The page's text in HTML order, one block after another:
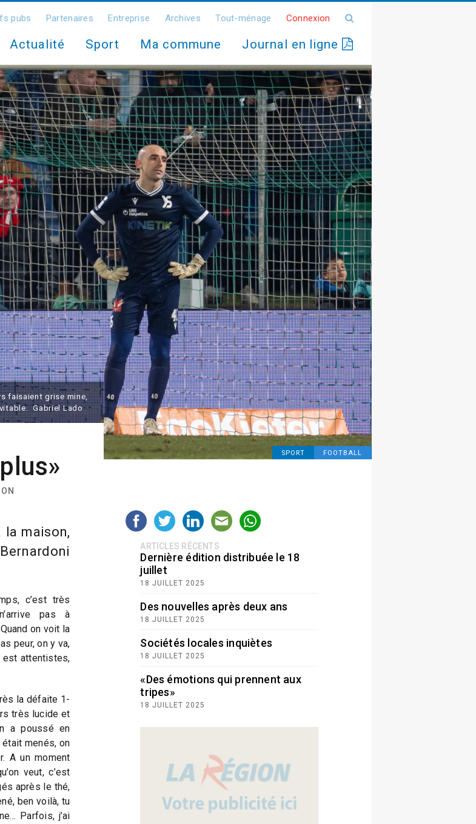
pubs Partenaires Entreprise Archives Tout-ménage Connexion
Actualité Sport Ma commune Journal en ligne
SPORT FOOTBALL
faisaient grise mine,
Gabriel Lado
la maison,
c’est très
pas à
on voit la
peur, on y va,
est attentistes,
la défaite 1-
très lucide et
a poussé en
était menés, on
A un moment
veut, c’est
après le thé,
ben voilà, tu
Parfois, j’ai
ARTICLES RÉCENTS
Dernière édition distribuée le 18
juillet
18 JUILLET 2025
Des nouvelles après deux ans
18 JUILLET 2025
Sociétés locales inquiètes
18 JUILLET 2025
«Des émotions qui prennent aux
tripes»
18 JUILLET 2025